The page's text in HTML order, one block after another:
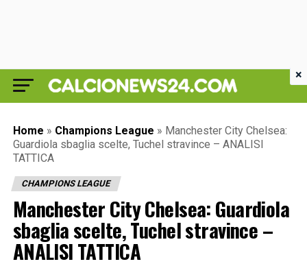
Home » Champions League » Manchester City Chelsea:
Guardiola sbaglia scelte, Tuchel stravince – ANALISI
TATTICA
CHAMPIONS LEAGUE
Manchester City Chelsea: Guardiola
sbaglia scelte, Tuchel stravince –
ANALISI TATTICA
×